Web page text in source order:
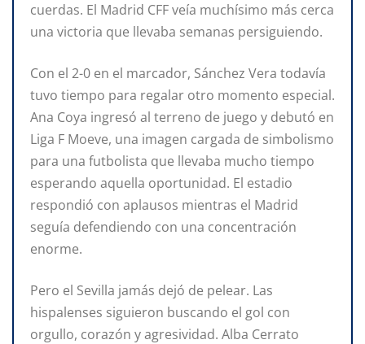
cuerdas. El Madrid CFF veía muchísimo más cerca
una victoria que llevaba semanas persiguiendo.
Con el 2-0 en el marcador, Sánchez Vera todavía
tuvo tiempo para regalar otro momento especial.
Ana Coya ingresó al terreno de juego y debutó en
Liga F Moeve, una imagen cargada de simbolismo
para una futbolista que llevaba mucho tiempo
esperando aquella oportunidad. El estadio
respondió con aplausos mientras el Madrid
seguía defendiendo con una concentración
enorme.
Pero el Sevilla jamás dejó de pelear. Las
hispalenses siguieron buscando el gol con
orgullo, corazón y agresividad. Alba Cerrato